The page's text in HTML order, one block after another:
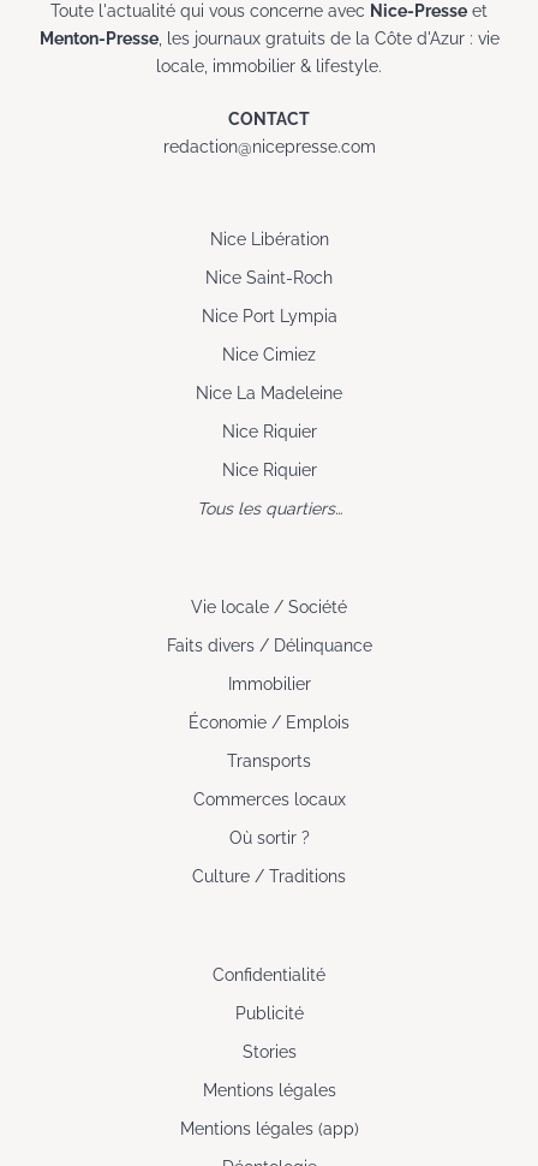
Toute l'actualité qui vous concerne avec Nice-Presse et
Menton-Presse, les journaux gratuits de la Côte d'Azur : vie
locale, immobilier & lifestyle.
CONTACT
redaction@nicepresse.com
Nice Libération
Nice Saint-Roch
Nice Port Lympia
Nice Cimiez
Nice La Madeleine
Nice Riquier
Nice Riquier
Tous les quartiers…
Vie locale / Société
Faits divers / Délinquance
Immobilier
Économie / Emplois
Transports
Commerces locaux
Où sortir ?
Culture / Traditions
Confidentialité
Publicité
Stories
Mentions légales
Mentions légales (app)